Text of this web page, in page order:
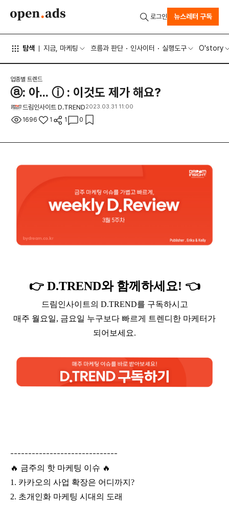
탐색 지금, 마케팅 흐름과 판단 인사이터 실행도구 O'story
로그인 뉴스레터 구독
업종별 트렌드
ⓐ: 아... ⓘ : 이것도 제가 해요?
드림인사이트 D.TREND2023.03.31 11:00
1696 1 1 0
👉 D.TREND와 함께하세요! 👈
드림인사이트의 D.TREND를 구독하시고
매주 월요일, 금요일 누구보다 빠르게 트렌디한 마케터가
되어보세요.
------------------------------
🔥 금주의 핫 마케팅 이슈 🔥
1. 카카오의 사업 확장은 어디까지?
2. 초개인화 마케팅 시대의 도래